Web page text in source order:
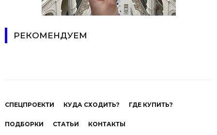
РЕКОМЕНДУЕМ
СПЕЦПРОЕКТИ КУДА СХОДИТЬ? ГДЕ КУПИТЬ?
ПОДБОРКИ СТАТЬИ КОНТАКТЫ